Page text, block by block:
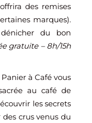
des remises
marques).
dénicher du bon
gratuite – 8h/15h
Panier à Café vous
au café de
les secrets
crus venus du